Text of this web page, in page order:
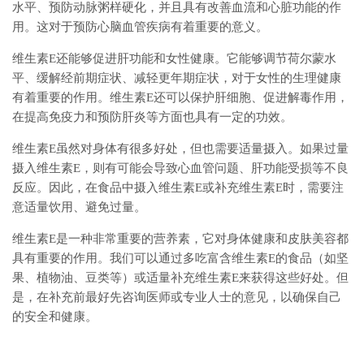
水平、预防动脉粥样硬化，并且具有改善血流和心脏功能的作
用。这对于预防心脑血管疾病有着重要的意义。
维生素E还能够促进肝功能和女性健康。它能够调节荷尔蒙水
平、缓解经前期症状、减轻更年期症状，对于女性的生理健康
有着重要的作用。维生素E还可以保护肝细胞、促进解毒作用，
在提高免疫力和预防肝炎等方面也具有一定的功效。
维生素E虽然对身体有很多好处，但也需要适量摄入。如果过量
摄入维生素E，则有可能会导致心血管问题、肝功能受损等不良
反应。因此，在食品中摄入维生素E或补充维生素E时，需要注
意适量饮用、避免过量。
维生素E是一种非常重要的营养素，它对身体健康和皮肤美容都
具有重要的作用。我们可以通过多吃富含维生素E的食品（如坚
果、植物油、豆类等）或适量补充维生素E来获得这些好处。但
是，在补充前最好先咨询医师或专业人士的意见，以确保自己
的安全和健康。